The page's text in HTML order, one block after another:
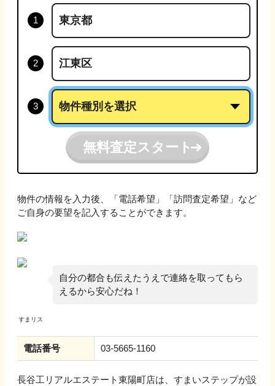
無料査定スタート
物件の情報を入力後、「電話希望」「訪問査定希望」など
ご自身の要望を記入することができます。
自分の都合も伝えたうえで連絡を取ってもら
えるから安心だね！
電話番号 03-5665-1160
長谷工リアルエステート東陽町店は、すまいステップが設